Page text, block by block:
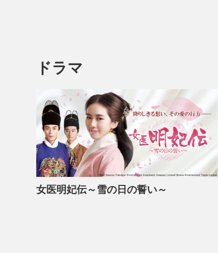
ドラマ
女医明妃伝～雪の日の誓い～